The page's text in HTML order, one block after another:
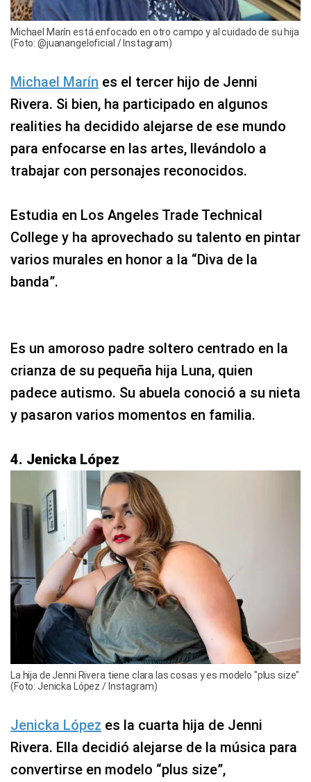
Michael Marín está enfocado en otro campo y al cuidado de su hija
(Foto: @juanangeloficial / Instagram)
Michael Marín es el tercer hijo de Jenni
Rivera. Si bien, ha participado en algunos
realities ha decidido alejarse de ese mundo
para enfocarse en las artes, llevándolo a
trabajar con personajes reconocidos.
Estudia en Los Angeles Trade Technical
College y ha aprovechado su talento en pintar
varios murales en honor a la “Diva de la
banda”.
Es un amoroso padre soltero centrado en la
crianza de su pequeña hija Luna, quien
padece autismo. Su abuela conoció a su nieta
y pasaron varios momentos en familia.
4. Jenicka López
La hija de Jenni Rivera tiene clara las cosas y es modelo "plus size"
(Foto: Jenicka López / Instagram)
Jenicka López es la cuarta hija de Jenni
Rivera. Ella decidió alejarse de la música para
convertirse en modelo “plus size”,